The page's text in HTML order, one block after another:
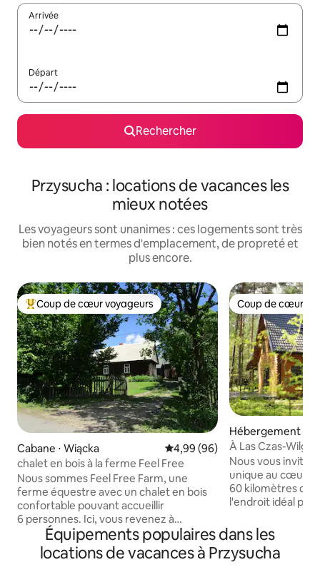
Arrivée
Départ
Rechercher
Przysucha : locations de vacances les
mieux notées
Les voyageurs sont unanimes : ces logements sont très
bien notés en termes d'emplacement, de propreté et
plus encore.
Coups de cœur voyageurs les plus appréciés
Coup de cœur voyageurs
Cabane ⋅ Wiącka Évaluation moyenne sur la
4,99 (96)
chalet en bois à la ferme Feel Free
Nous sommes Feel Free Farm, une
ferme équestre avec un chalet en bois
confortable pouvant accueillir
6 personnes. Ici, vous revenez à
l'essentiel. Vous vous rapprochez de la
nature et vous pouvez profiter de la vie
à la ferme. Vous pouvez rencontrer les
Coup de cœur
Coup de cœur
Hébergement ⋅
À Las Czas-Wilga
Nous vous
unique au cœur
60 kilomètres de
l'endroit idéal
week-end
nature, ou le
avons la fibre
Équipements populaires dans les
locations de vacances à Przysucha